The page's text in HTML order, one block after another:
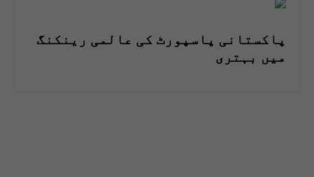
پاکستانی پاسپورٹ کی عالمی رینکنگ
میں بہتری